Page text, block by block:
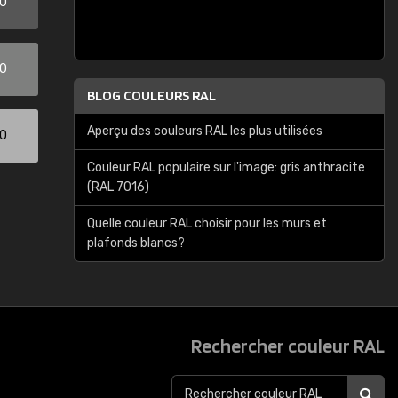
BLOG COULEURS RAL
Aperçu des couleurs RAL les plus utilisées
Couleur RAL populaire sur l'image: gris anthracite
(RAL 7016)
Quelle couleur RAL choisir pour les murs et
plafonds blancs?
Rechercher couleur RAL